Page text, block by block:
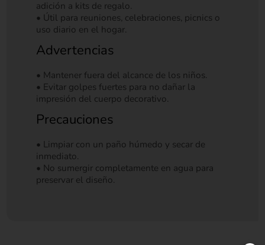
adición a kits de regalo.
• Útil para reuniones, celebraciones, picnics o
uso diario en el hogar.
Advertencias
• Mantener fuera del alcance de los niños.
• Evitar golpes fuertes para no dañar la
impresión del cuerpo decorativo.
Precauciones
• Limpiar con un paño húmedo y secar de
inmediato.
• No sumergir completamente en agua para
preservar el diseño.